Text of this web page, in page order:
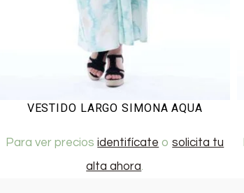
VESTIDO LARGO SIMONA AQUA
Para ver preciosidentifícate osolicita tu
alta ahora.